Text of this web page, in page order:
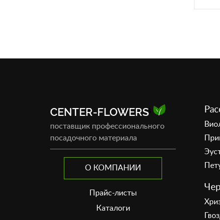
CENTER-FLOWERS
поставщик профессионального
посадочного материала
О КОМПАНИИ
Прайс-листы
Каталоги